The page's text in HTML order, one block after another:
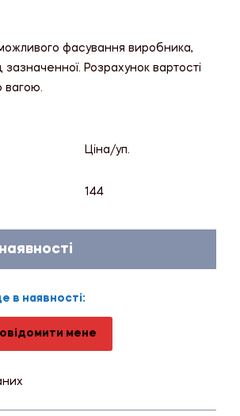
можливого фасування виробника,
Розрахунок вартості
вагою.
Ціна/уп.
144
в наявності:
мене